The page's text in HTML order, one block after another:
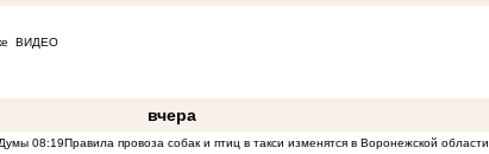
ВИДЕО
вчера
08:19Правила провоза собак и птиц в такси изменятся в Воронежской области